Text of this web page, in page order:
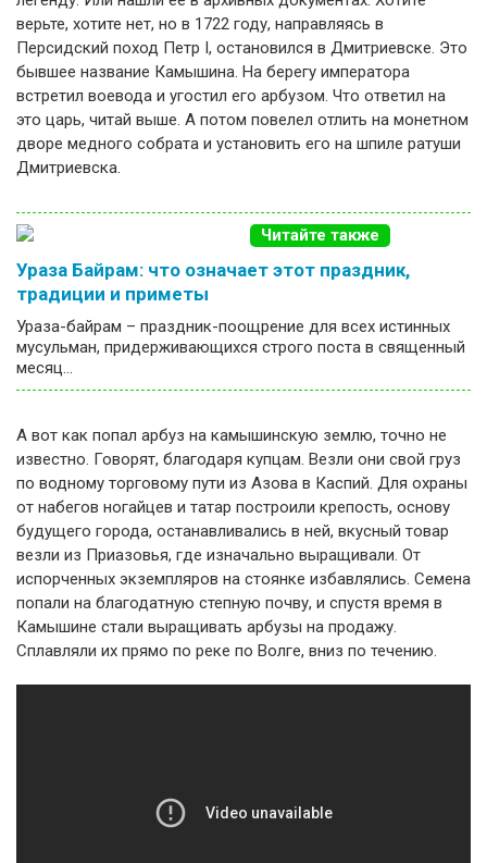
верьте, хотите нет, но в 1722 году, направляясь в
Персидский поход Петр I, остановился в Дмитриевске. Это
бывшее название Камышина. На берегу императора
встретил воевода и угостил его арбузом. Что ответил на
это царь, читай выше. А потом повелел отлить на монетном
дворе медного собрата и установить его на шпиле ратуши
Дмитриевска.
Читайте также
Ураза Байрам: что означает этот праздник,
традиции и приметы
Ураза-байрам – праздник-поощрение для всех истинных
мусульман, придерживающихся строго поста в священный
месяц…
А вот как попал арбуз на камышинскую землю, точно не
известно. Говорят, благодаря купцам. Везли они свой груз
по водному торговому пути из Азова в Каспий. Для охраны
от набегов ногайцев и татар построили крепость, основу
будущего города, останавливались в ней, вкусный товар
везли из Приазовья, где изначально выращивали. От
испорченных экземпляров на стоянке избавлялись. Семена
попали на благодатную степную почву, и спустя время в
Камышине стали выращивать арбузы на продажу.
Сплавляли их прямо по реке по Волге, вниз по течению.